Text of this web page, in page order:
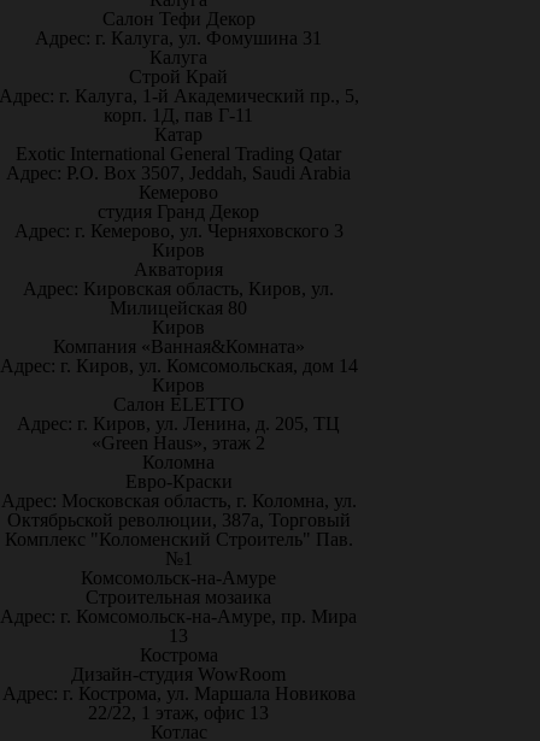
Салон Тефи Декор
Адрес: г. Калуга, ул. Фомушина 31
Калуга
Строй Край
г. Калуга, 1-й Академический пр., 5,
корп. 1Д, пав Г-11
Катар
Exotic International General Trading Qatar
Адрес: P.O. Box 3507, Jeddah, Saudi Arabia
Кемерово
студия Гранд Декор
Адрес: г. Кемерово, ул. Черняховского 3
Киров
Акватория
Адрес: Кировская область, Киров, ул.
Милицейская 80
Киров
Компания «Ванная&Комната»
Адрес: г. Киров, ул. Комсомольская, дом 14
Киров
Салон ELETTO
Адрес: г. Киров, ул. Ленина, д. 205, ТЦ
«Green Haus», этаж 2
Коломна
Евро-Краски
Адрес: Московская область, г. Коломна, ул.
Октябрьской революции, 387а, Торговый
Комплекс "Коломенский Строитель" Пав.
№1
Комсомольск-на-Амуре
Строительная мозаика
Адрес: г. Комсомольск-на-Амуре, пр. Мира
13
Кострома
Дизайн-студия WowRoom
Адрес: г. Кострома, ул. Маршала Новикова
22/22, 1 этаж, офис 13
Котлас